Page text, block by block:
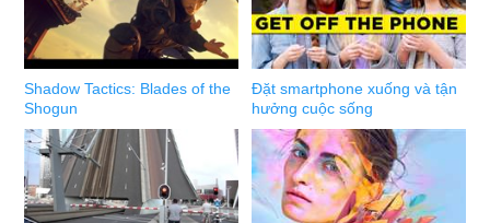
Shadow Tactics: Blades of the
Shogun
Đặt smartphone xuống và tận
hưởng cuộc sống